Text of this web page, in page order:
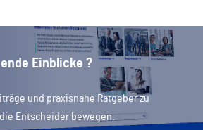
Einblicke ?
und praxisnahe Ratgeber zu
Entscheider bewegen.